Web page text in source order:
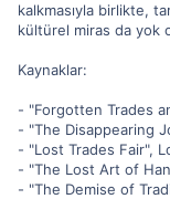
kalkmasıyla birlikte,
kültürel miras da yok
Kaynaklar:
- "Forgotten Trades
- "The Disappearing
- "Lost Trades Fair",
- "The Lost Art of
- "The Demise of